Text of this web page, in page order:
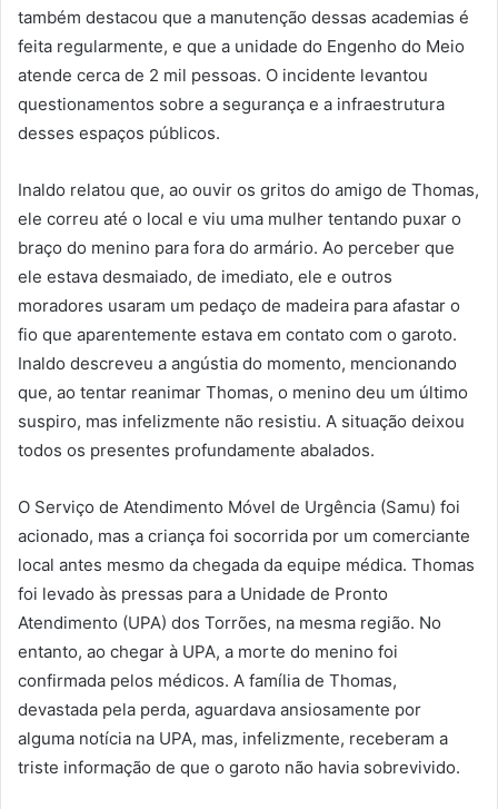
também destacou que a manutenção dessas academias é
feita regularmente, e que a unidade do Engenho do Meio
atende cerca de 2 mil pessoas. O incidente levantou
questionamentos sobre a segurança e a infraestrutura
desses espaços públicos.
Inaldo relatou que, ao ouvir os gritos do amigo de Thomas,
ele correu até o local e viu uma mulher tentando puxar o
braço do menino para fora do armário. Ao perceber que
ele estava desmaiado, de imediato, ele e outros
moradores usaram um pedaço de madeira para afastar o
fio que aparentemente estava em contato com o garoto.
Inaldo descreveu a angústia do momento, mencionando
que, ao tentar reanimar Thomas, o menino deu um último
suspiro, mas infelizmente não resistiu. A situação deixou
todos os presentes profundamente abalados.
O Serviço de Atendimento Móvel de Urgência (Samu) foi
acionado, mas a criança foi socorrida por um comerciante
local antes mesmo da chegada da equipe médica. Thomas
foi levado às pressas para a Unidade de Pronto
Atendimento (UPA) dos Torrões, na mesma região. No
entanto, ao chegar à UPA, a morte do menino foi
confirmada pelos médicos. A família de Thomas,
devastada pela perda, aguardava ansiosamente por
alguma notícia na UPA, mas, infelizmente, receberam a
triste informação de que o garoto não havia sobrevivido.